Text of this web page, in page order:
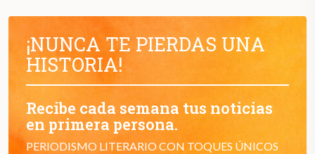
¡NUNCA TE PIERDAS UNA
HISTORIA!
Recibe cada semana tus noticias
en primera persona.
PERIODISMO LITERARIO CON TOQUES ÚNICOS